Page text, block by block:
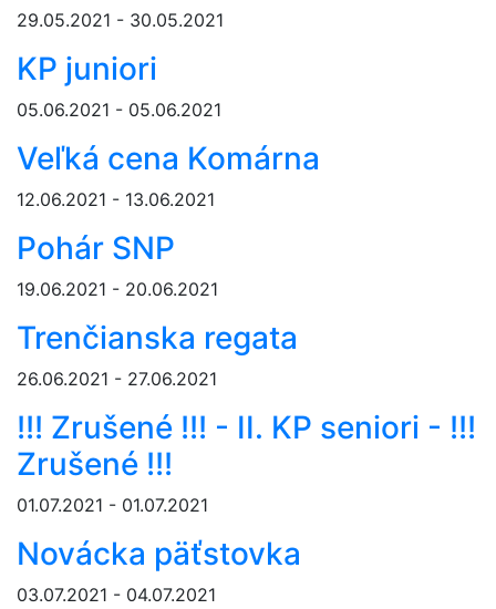
29.05.2021 - 30.05.2021
KP juniori
05.06.2021 - 05.06.2021
Veľká cena Komárna
12.06.2021 - 13.06.2021
Pohár SNP
19.06.2021 - 20.06.2021
Trenčianska regata
26.06.2021 - 27.06.2021
!!! Zrušené !!! - II. KP seniori - !!!
Zrušené !!!
01.07.2021 - 01.07.2021
Novácka päťstovka
03.07.2021 - 04.07.2021